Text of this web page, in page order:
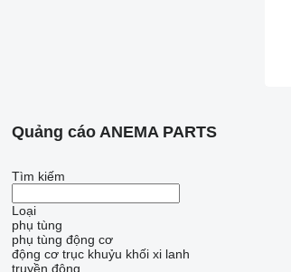
Quảng cáo ANEMA PARTS
Tìm kiếm
Loại
phụ tùng
phụ tùng động cơ
động cơ trục khuỷu khối xi lanh
truyền động